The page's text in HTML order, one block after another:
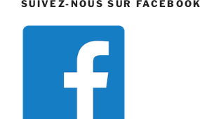
Fourier »
SUIVEZ-NOUS SUR FACEBOOK